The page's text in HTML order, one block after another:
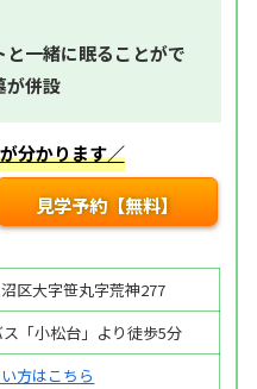
一緒に眠ることがで
が併設
分かります／
見学予約【無料】
区大字笹丸字荒神277
「小松台」より徒歩5分
方はこちら